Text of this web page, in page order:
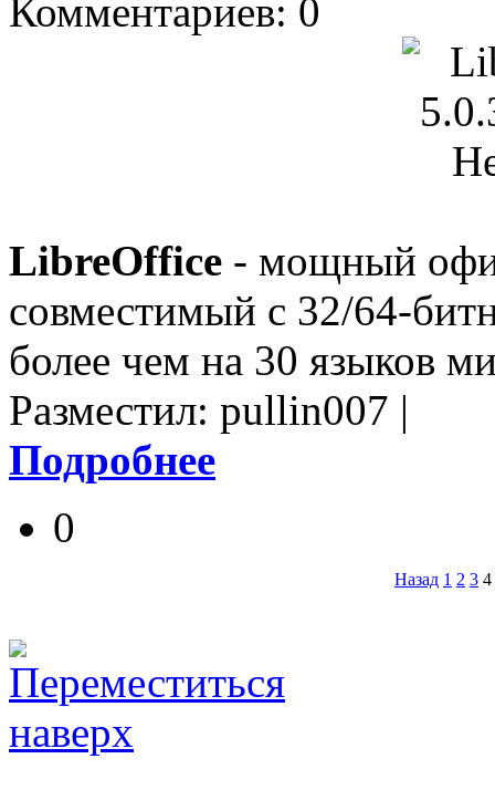
Комментариев: 0
LibreOffice - мощный
совместимый с 32/64-
более чем на 30 языков
Разместил: pullin007 |
Подробнее
0
Назад 1 2 3 4